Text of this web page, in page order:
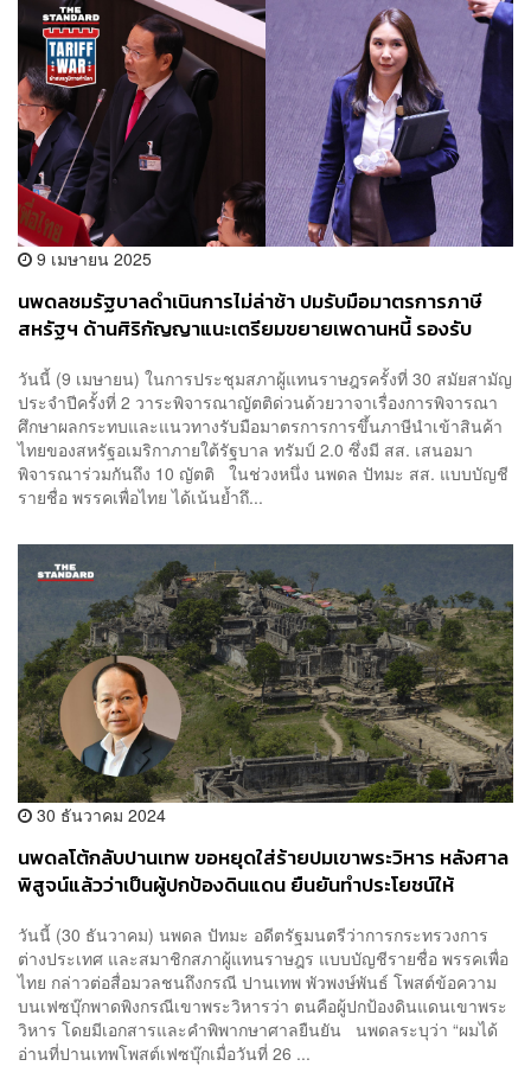
9 เมษายน 2025
นพดลชมรัฐบาลดำเนินการไม่ล่าช้า ปมรับมือมาตรการภาษี
สหรัฐฯ ด้านศิริกัญญาแนะเตรียมขยายเพดานหนี้ รองรับ
วันนี้ (9 เมษายน) ในการประชุมสภาผู้แทนราษฎรครั้งที่ 30 สมัยสามัญ
ประจำปีครั้งที่ 2 วาระพิจารณาญัตติด่วนด้วยวาจาเรื่องการพิจารณา
ศึกษาผลกระทบและแนวทางรับมือมาตรการการขึ้นภาษีนำเข้าสินค้า
ไทยของสหรัฐอเมริกาภายใต้รัฐบาล ทรัมป์ 2.0 ซึ่งมี สส. เสนอมา
พิจารณาร่วมกันถึง 10 ญัตติ ในช่วงหนึ่ง นพดล ปัทมะ สส. แบบบัญชี
รายชื่อ พรรคเพื่อไทย ได้เน้นย้ำถึ...
30 ธันวาคม 2024
นพดลโต้กลับปานเทพ ขอหยุดใส่ร้ายปมเขาพระวิหาร หลังศาล
พิสูจน์แล้วว่าเป็นผู้ปกป้องดินแดน ยืนยันทำประโยชน์ให้
วันนี้ (30 ธันวาคม) นพดล ปัทมะ อดีตรัฐมนตรีว่าการกระทรวงการ
ต่างประเทศ และสมาชิกสภาผู้แทนราษฎร แบบบัญชีรายชื่อ พรรคเพื่อ
ไทย กล่าวต่อสื่อมวลชนถึงกรณี ปานเทพ พัวพงษ์พันธ์ โพสต์ข้อความ
บนเฟซบุ๊กพาดพิงกรณีเขาพระวิหารว่า ตนคือผู้ปกป้องดินแดนเขาพระ
วิหาร โดยมีเอกสารและคำพิพากษาศาลยืนยัน นพดลระบุว่า “ผมได้
อ่านที่ปานเทพโพสต์เฟซบุ๊กเมื่อวันที่ 26 ...